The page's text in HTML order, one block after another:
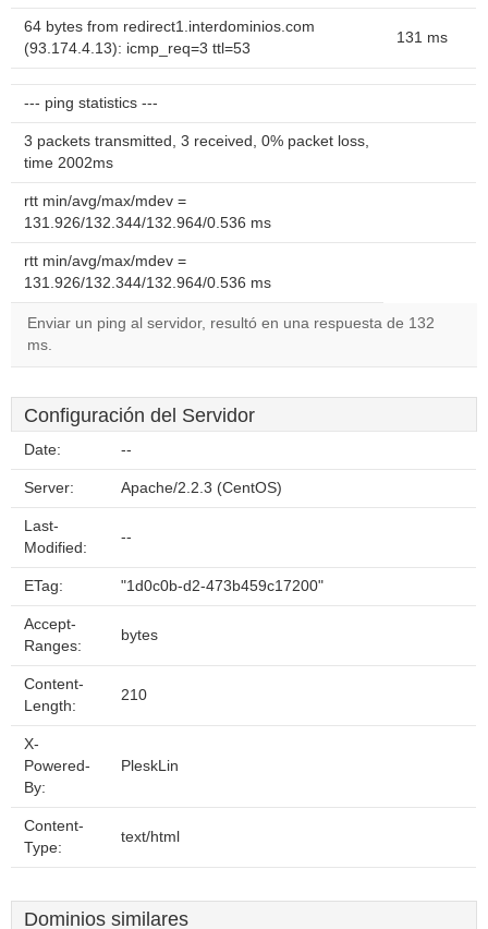
64 bytes from redirect1.interdominios.com
(93.174.4.13): icmp_req=3 ttl=53
131 ms
--- ping statistics ---
3 packets transmitted, 3 received, 0% packet loss,
time 2002ms
rtt min/avg/max/mdev =
131.926/132.344/132.964/0.536 ms
rtt min/avg/max/mdev =
131.926/132.344/132.964/0.536 ms
Enviar un ping al servidor, resultó en una respuesta de 132
ms.
Configuración del Servidor
Date: --
Server: Apache/2.2.3 (CentOS)
Last-
Modified:
--
ETag: "1d0c0b-d2-473b459c17200"
Accept-
Ranges:
bytes
Content-
Length:
210
X-
Powered-
By:
PleskLin
Content-
Type:
text/html
Dominios similares